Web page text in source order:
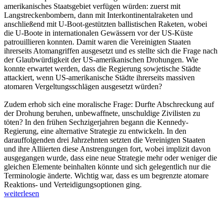
amerikanisches Staatsgebiet verfügen würden: zuerst mit
Langstreckenbombern, dann mit Interkontinentalraketen und
anschließend mit U-Boot-gestützten ballistischen Raketen, wobei
die U-Boote in internationalen Gewässern vor der US-Küste
patrouillieren konnten. Damit waren die Vereinigten Staaten
ihrerseits Atomangriffen ausgesetzt und es stellte sich die Frage nach
der Glaubwürdigkeit der US-amerikanischen Drohungen. Wie
konnte erwartet werden, dass die Regierung sowjetische Städte
attackiert, wenn US-amerikanische Städte ihrerseits massiven
atomaren Vergeltungsschlägen ausgesetzt würden?
Zudem erhob sich eine moralische Frage: Durfte Abschreckung auf
der Drohung beruhen, unbewaffnete, unschuldige Zivilisten zu
töten? In den frühen Sechzigerjahren begann die Kennedy-
Regierung, eine alternative Strategie zu entwickeln. In den
darauffolgenden drei Jahrzehnten setzten die Vereinigten Staaten
und ihre Alliierten diese Anstrengungen fort, wobei implizit davon
ausgegangen wurde, dass eine neue Strategie mehr oder weniger die
gleichen Elemente beinhalten könnte und sich gelegentlich nur die
Terminologie änderte. Wichtig war, dass es um begrenzte atomare
Reaktions- und Verteidigungsoptionen ging.
weiterlesen